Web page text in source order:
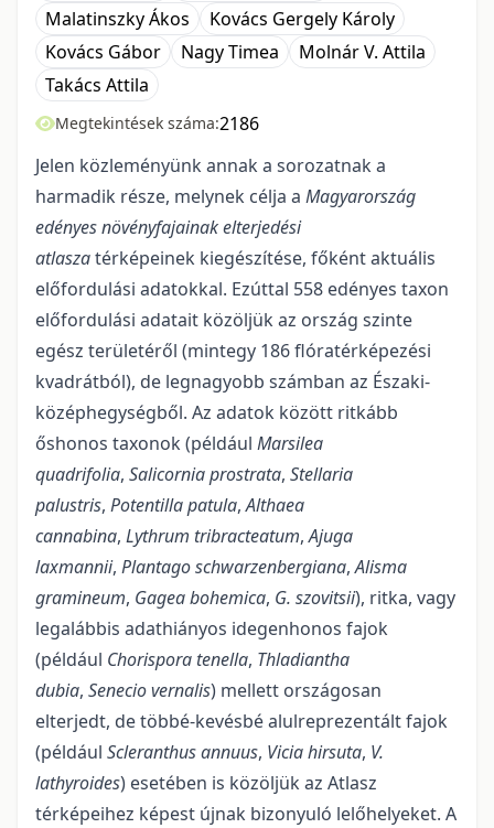
Malatinszky Ákos
Kovács Gergely Károly
Kovács Gábor
Nagy Timea
Molnár V. Attila
Takács Attila
Megtekintések száma:2186
Jelen közleményünk annak a sorozatnak a
harmadik része, melynek célja a Magyarország
edényes növényfajainak elterjedési
atlaszatérképeinek kiegészítése, főként aktuális
előfordulási adatokkal. Ezúttal 558 edényes taxon
előfordulási adatait közöljük az ország szinte
egész területéről (mintegy 186 flóratérképezési
kvadrátból), de legnagyobb számban az Északi-
középhegységből. Az adatok között ritkább
őshonos taxonok (például Marsilea
quadrifolia, Salicornia prostrata, Stellaria
palustris, Potentilla patula,Althaea
cannabina, Lythrum tribracteatum,Ajuga
laxmannii, Plantago schwarzenbergiana,Alisma
gramineum, Gagea bohemica, G. szovitsii), ritka, vagy
legalábbis adathiányos idegenhonos fajok
(például Chorispora tenella, Thladiantha
dubia, Senecio vernalis) mellett országosan
elterjedt, de többé-kevésbé alulreprezentált fajok
(például Scleranthus annuus, Vicia hirsuta, V.
lathyroides) esetében is közöljük az Atlasz
térképeihez képest újnak bizonyuló lelőhelyeket. A